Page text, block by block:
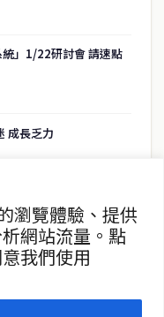
瀏覽體驗、提供
網站流量。點
我們使用
」1/22研討會 請速點
成長乏力
爆炸物
億銖
產